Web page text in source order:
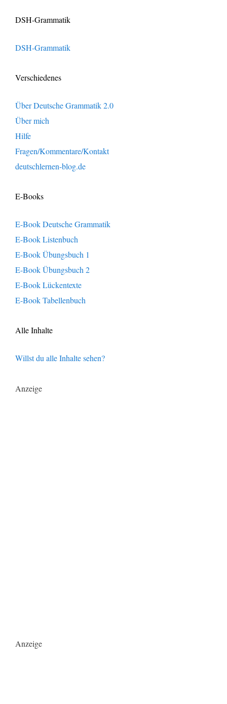
DSH-Grammatik
DSH-Grammatik
Verschiedenes
Über Deutsche Grammatik 2.0
Über mich
Hilfe
Fragen/Kommentare/Kontakt
deutschlernen-blog.de
E-Books
E-Book Deutsche Grammatik
E-Book Listenbuch
E-Book Übungsbuch 1
E-Book Übungsbuch 2
E-Book Lückentexte
E-Book Tabellenbuch
Alle Inhalte
Willst du alle Inhalte sehen?
Anzeige
Anzeige